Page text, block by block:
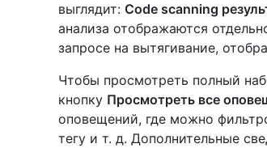
выглядит: Code scanning
анализа отображаются
запросе на вытягивание,
Чтобы просмотреть полный
кнопку Просмотреть все
оповещений, где можно
тегу и т. д. Дополнительные